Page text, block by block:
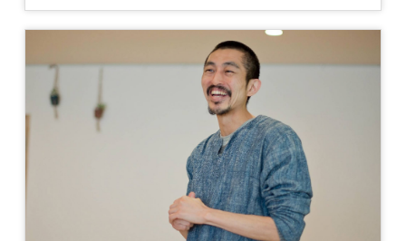
イベント
について
砂浜で、太陽の光と海風をたっぷり浴び
てヨガしましょう。 全身をのびのびと大
きく使い、フロースタイルで動きます。
足や体幹は力強く、胸や背中は開いてし
なやかに使い、チャレンジポーズにもト
ライしてみましょう。最後に広い空と海
を贅沢に堪能しながら呼吸を深めて、心
地よいお休みへと心身を導きます。 頭も
心もカラッポにして、その瞬間を一緒に
楽しみましょう！
ヨガマット又はバスタオル / 飲み物 /